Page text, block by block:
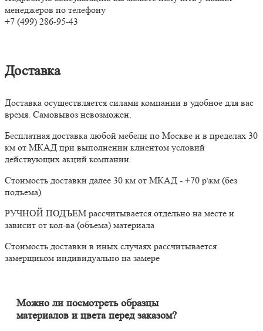
менеджеров по телефону
+7 (499) 286-95-43
Доставка
Доставка осуществляется силами компании в удобное для вас
время. Самовывоз невозможен.
Бесплатная доставка любой мебели по Москве и в пределах 30
км от МКАД при выполнении клиентом условий
действующих акций компании.
Стоимость доставки далее 30 км от МКАД - +70 р\км (без
подъема)
РУЧНОЙ ПОДЪЕМ рассчитывается отдельно на месте и
зависит от кол-ва (объема) материала
Стоимость доставки в иных случаях рассчитывается
замерщиком индивидуально на замере
Можно ли посмотреть образцы
материалов и цвета перед заказом?